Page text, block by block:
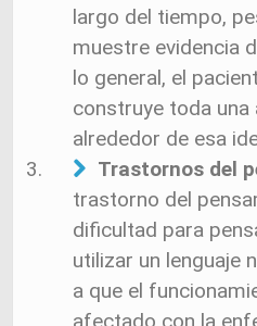
largo del tiempo,
muestre evidencia
lo general, el
construye toda una
alrededor de esa
Trastornos del
trastorno del
dificultad para
utilizar un lenguaje
a que el